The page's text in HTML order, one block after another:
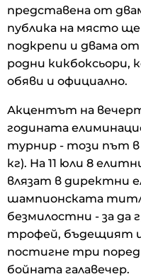
представена от
публика на място
подкрепи и двама
родни кикбоксьори,
обяви и официално.
Акцентът на
годината
турнир - този път в
кг). На 11 юли 8
влязат в директни
шампионската
безмилостни - за да
трофей, бъдещият
постигне три
бойната галавечер.